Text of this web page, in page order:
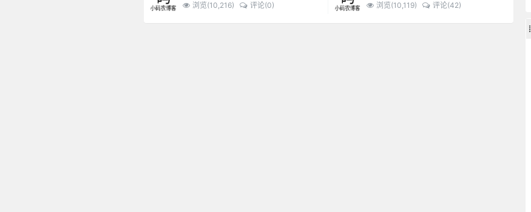
浏览(10,216) 评论(0) 浏览(10,119) 评论(42)